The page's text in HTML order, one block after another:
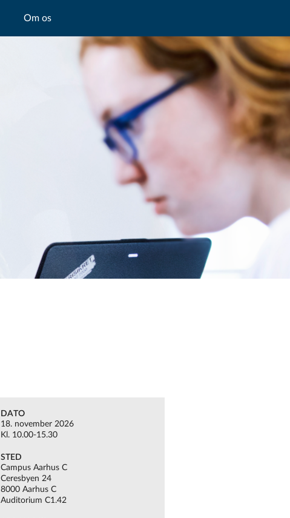
Om os
DATO
18. november 2026
Kl. 10.00-15.30
STED
Campus Aarhus C
Ceresbyen 24
8000 Aarhus C
Auditorium C1.42